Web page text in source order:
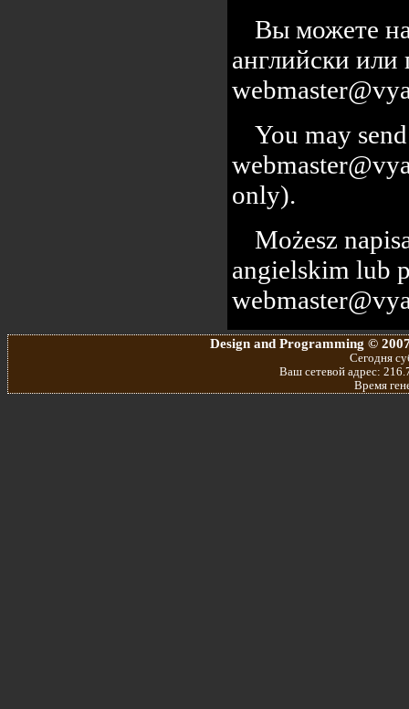
Вы можете
английски
You may
only).
Możesz
angielskim lub
Design and Programming ©
Сегодня
Ваш сетевой адрес:
Время